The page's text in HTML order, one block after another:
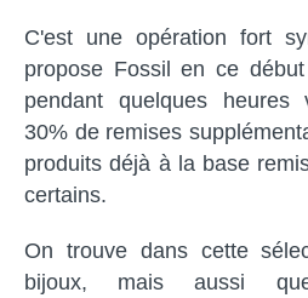
C'est une opération fort
propose Fossil en ce
pendant quelques heures
30% de remises
produits déjà à la base
certains.
On trouve dans cette
bijoux, mais aussi